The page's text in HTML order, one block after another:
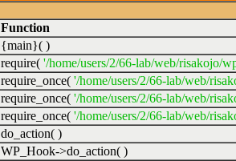
Function
{main}( )
require( '/home/users/2/66-lab/web/risakojo/
require_once( '/home/users/2/66-lab/web/
require_once( '/home/users/2/66-lab/web/
require_once( '/home/users/2/66-lab/web/
do_action( )
WP_Hook->do_action( )